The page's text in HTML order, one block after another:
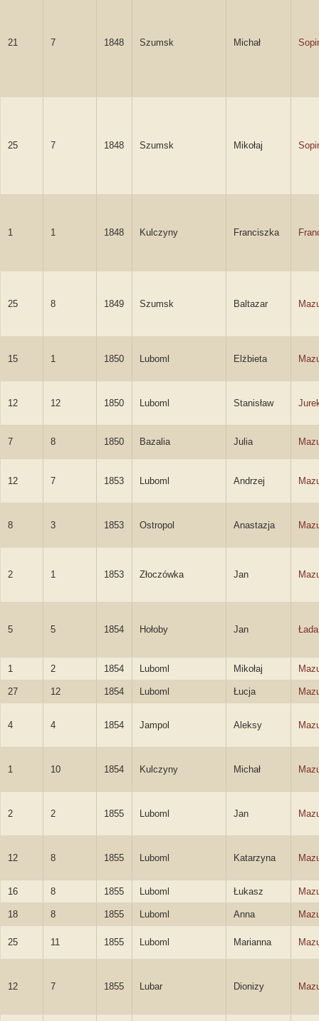
21 7 1848 Szumsk Michał
25 7 1848 Szumsk Mikołaj
1 1 1848 Kulczyny Franciszka
25 8 1849 Szumsk Baltazar
15 1 1850 Luboml Elżbieta
12 12 1850 Luboml Stanisław
7 8 1850 Bazalia Julia
12 7 1853 Luboml Andrzej
8 3 1853 Ostropol Anastazja
2 1 1853 Złoczówka Jan
5 5 1854 Hołoby Jan Łada
1 2 1854 Luboml Mikołaj
27 12 1854 Luboml Łucja
4 4 1854 Jampol Aleksy
1 10 1854 Kulczyny Michał
2 2 1855 Luboml Jan
12 8 1855 Luboml Katarzyna
16 8 1855 Luboml Łukasz
18 8 1855 Luboml Anna
25 11 1855 Luboml Marianna
12 7 1855 Lubar Dionizy